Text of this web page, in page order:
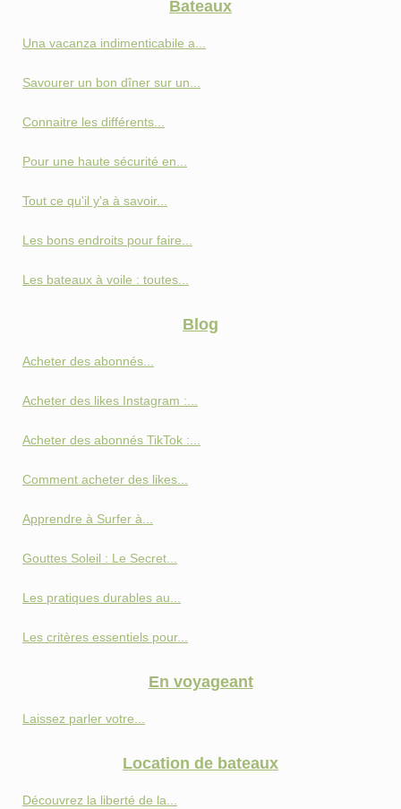
Bateaux
Una vacanza indimenticabile a...
Savourer un bon dîner sur un...
Connaitre les différents...
Pour une haute sécurité en...
Tout ce qu'il y'a à savoir...
Les bons endroits pour faire...
Les bateaux à voile : toutes...
Blog
Acheter des abonnés...
Acheter des likes Instagram :...
Acheter des abonnés TikTok :...
Comment acheter des likes...
Apprendre à Surfer à...
Gouttes Soleil : Le Secret...
Les pratiques durables au...
Les critères essentiels pour...
En voyageant
Laissez parler votre...
Location de bateaux
Découvrez la liberté de la...